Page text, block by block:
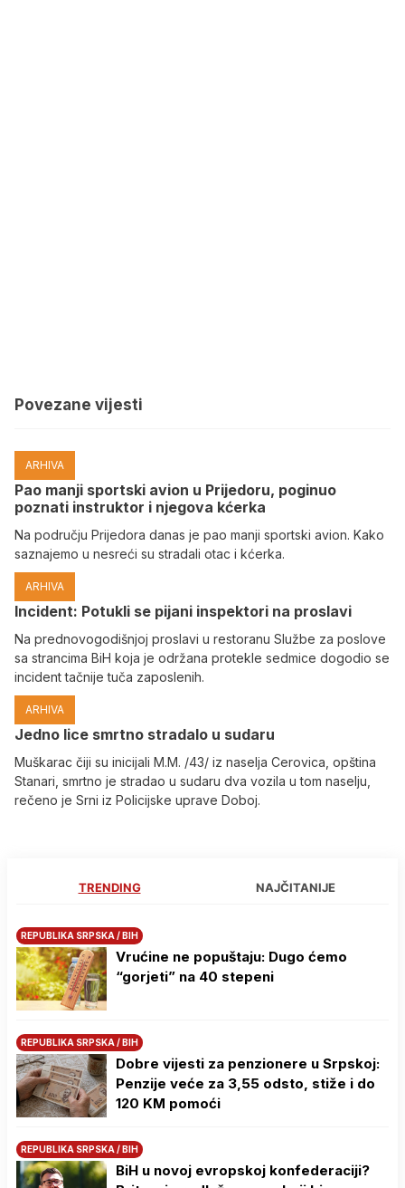
Povezane vijesti
ARHIVA
Pao manji sportski avion u Prijedoru, poginuo
poznati instruktor i njegova kćerka
Na području Prijedora danas je pao manji sportski avion. Kako
saznajemo u nesreći su stradali otac i kćerka.
ARHIVA
Incident: Potukli se pijani inspektori na proslavi
Na prednovogodišnjoj proslavi u restoranu Službe za poslove
sa strancima BiH koja je održana protekle sedmice dogodio se
incident tačnije tuča zaposlenih.
ARHIVA
Јedno lice smrtno stradalo u sudaru
Muškarac čiji su inicijali M.M. /43/ iz naselja Cerovica, opština
Stanari, smrtno je stradao u sudaru dva vozila u tom naselju,
rečeno je Srni iz Policijske uprave Doboj.
TRENDING NAJČITANIJE
REPUBLIKA SRPSKA / BIH
Vrućine ne popuštaju: Dugo ćemo
“gorjeti” na 40 stepeni
REPUBLIKA SRPSKA / BIH
Dobre vijesti za penzionere u Srpskoj:
Penzije veće za 3,55 odsto, stiže i do
120 KM pomoći
REPUBLIKA SRPSKA / BIH
BiH u novoj evropskoj konfederaciji?